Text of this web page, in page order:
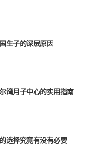
生子的深层原因
湾月子中心的实用指南
选择究竟有没有必要